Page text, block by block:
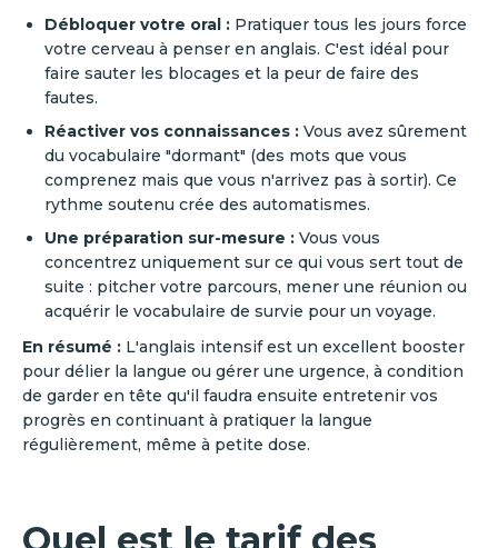
Débloquer votre oral : Pratiquer tous les jours force
votre cerveau à penser en anglais. C'est idéal pour
faire sauter les blocages et la peur de faire des
fautes.
Réactiver vos connaissances : Vous avez sûrement
du vocabulaire "dormant" (des mots que vous
comprenez mais que vous n'arrivez pas à sortir). Ce
rythme soutenu crée des automatismes.
Une préparation sur-mesure : Vous vous
concentrez uniquement sur ce qui vous sert tout de
suite : pitcher votre parcours, mener une réunion ou
acquérir le vocabulaire de survie pour un voyage.
En résumé : L'anglais intensif est un excellent booster
pour délier la langue ou gérer une urgence, à condition
de garder en tête qu'il faudra ensuite entretenir vos
progrès en continuant à pratiquer la langue
régulièrement, même à petite dose.